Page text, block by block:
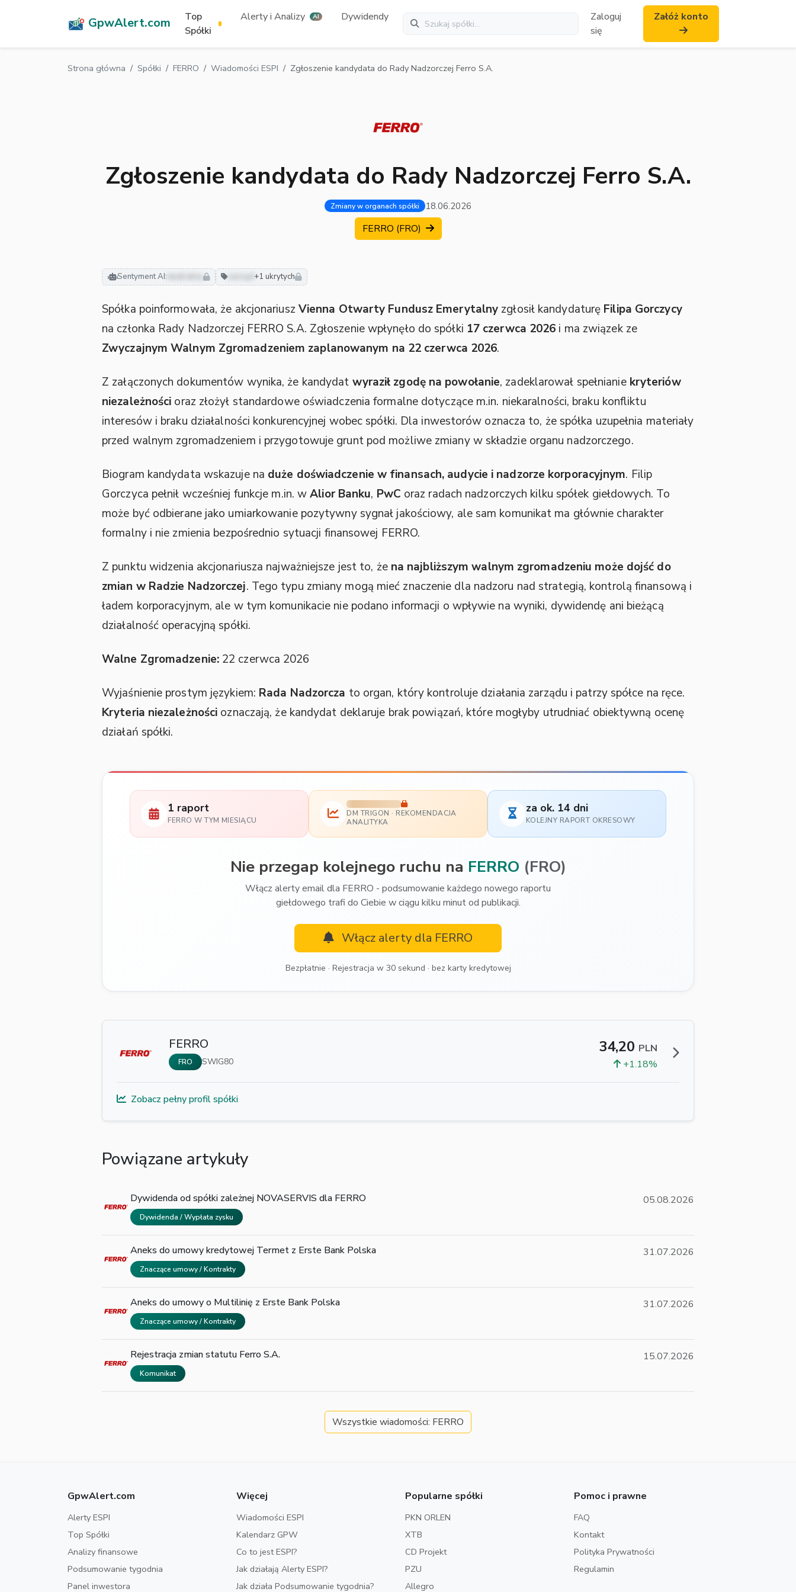
GpwAlert.com
Top
Spółki
Alerty i Analizy AI Dywidendy
Zaloguj
się
Załóż konto
Strona główna Spółki FERRO Wiadomości ESPI Zgłoszenie kandydata do Rady Nadzorczej Ferro S.A.
Zgłoszenie kandydata do Rady Nadzorczej Ferro S.A.
Zmiany w organach spółki 18.06.2026
FERRO (FRO)
Sentyment AI: neutralny +1 ukrytych
Spółka poinformowała, że akcjonariusz Vienna Otwarty Fundusz Emerytalny zgłosił kandydaturę Filipa Gorczycy
na członka Rady Nadzorczej FERRO S.A. Zgłoszenie wpłynęło do spółki 17 czerwca 2026 i ma związek ze
Zwyczajnym Walnym Zgromadzeniem zaplanowanym na 22 czerwca 2026.
Z załączonych dokumentów wynika, że kandydat wyraził zgodę na powołanie, zadeklarował spełnianie kryteriów
niezależności oraz złożył standardowe oświadczenia formalne dotyczące m.in. niekaralności, braku konfliktu
interesów i braku działalności konkurencyjnej wobec spółki. Dla inwestorów oznacza to, że spółka uzupełnia materiały
przed walnym zgromadzeniem i przygotowuje grunt pod możliwe zmiany w składzie organu nadzorczego.
Biogram kandydata wskazuje na duże doświadczenie w finansach, audycie i nadzorze korporacyjnym. Filip
Gorczyca pełnił wcześniej funkcje m.in. wAlior Banku, PwC oraz radach nadzorczych kilku spółek giełdowych. To
może być odbierane jako umiarkowanie pozytywny sygnał jakościowy, ale sam komunikat ma głównie charakter
formalny i nie zmienia bezpośrednio sytuacji finansowej FERRO.
Z punktu widzenia akcjonariusza najważniejsze jest to, że na najbliższym walnym zgromadzeniu może dojść do
zmian w Radzie Nadzorczej. Tego typu zmiany mogą mieć znaczenie dla nadzoru nad strategią, kontrolą finansową i
ładem korporacyjnym, ale w tym komunikacie nie podano informacji o wpływie na wyniki, dywidendę ani bieżącą
działalność operacyjną spółki.
Walne Zgromadzenie:22 czerwca 2026
Wyjaśnienie prostym językiem: Rada Nadzorcza to organ, który kontroluje działania zarządu i patrzy spółce na ręce.
Kryteria niezależności oznaczają, że kandydat deklaruje brak powiązań, które mogłyby utrudniać obiektywną ocenę
działań spółki.
1 raport
FERRO W TYM MIESIĄCU
DM TRIGON · REKOMENDACJA
ANALITYKA
za ok. 14 dni
KOLEJNY RAPORT OKRESOWY
Nie przegap kolejnego ruchu na FERRO (FRO)
Włącz alerty email dla FERRO - podsumowanie każdego nowego raportu
giełdowego trafi do Ciebie w ciągu kilku minut od publikacji.
Włącz alerty dla FERRO
Bezpłatnie · Rejestracja w 30 sekund · bez karty kredytowej
FERRO
FRO SWIG80
34,20 PLN
+1.18%
Zobacz pełny profil spółki
Powiązane artykuły
Dywidenda od spółki zależnej NOVASERVIS dla FERRO
Dywidenda / Wypłata zysku
05.08.2026
Aneks do umowy kredytowej Termet z Erste Bank Polska
Znaczące umowy / Kontrakty
31.07.2026
Aneks do umowy o Multilinię z Erste Bank Polska
Znaczące umowy / Kontrakty
31.07.2026
Rejestracja zmian statutu Ferro S.A.
Komunikat
15.07.2026
Wszystkie wiadomości: FERRO
GpwAlert.com
Alerty ESPI
Top Spółki
Analizy finansowe
Podsumowanie tygodnia
Panel inwestora
Więcej
Wiadomości ESPI
Kalendarz GPW
Co to jest ESPI?
Jak działają Alerty ESPI?
Jak działa Podsumowanie tygodnia?
Popularne spółki
PKN ORLEN
XTB
CD Projekt
PZU
Allegro
Pomoc i prawne
FAQ
Kontakt
Polityka Prywatności
Regulamin